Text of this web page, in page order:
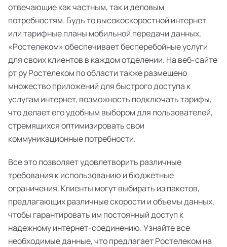
отвечающие как частным, так и деловым
потребностям. Будь то высокоскоростной интернет
или тарифные планы мобильной передачи данных,
«Ростелеком» обеспечивает бесперебойные услуги
для своих клиентов в каждом отделении. На веб-сайте
рт ру Ростелеком по области также размещено
множество приложений для быстрого доступа к
услугам интернет, возможность подключать тарифы,
что делает его удобным выбором для пользователей,
стремящихся оптимизировать свои
коммуникационные потребности.
Все это позволяет удовлетворить различные
требования к использованию и бюджетные
ограничения. Клиенты могут выбирать из пакетов,
предлагающих различные скорости и объемы данных,
чтобы гарантировать им постоянный доступ к
надежному интернет-соединению. Узнайте все
необходимые данные, что предлагает Ростелеком на